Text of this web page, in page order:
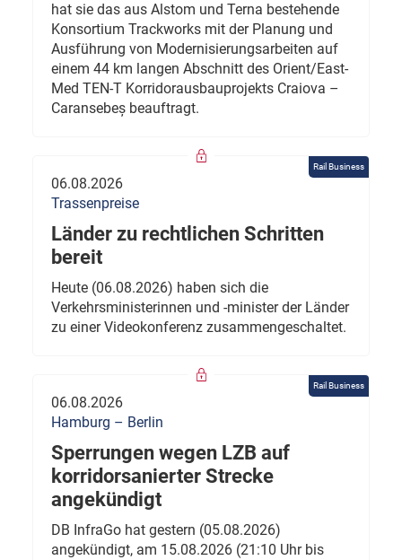
hat sie das aus Alstom und Terna bestehende
Konsortium Trackworks mit der Planung und
Ausführung von Modernisierungsarbeiten auf
einem 44 km langen Abschnitt des Orient/East-
Med TEN-T Korridorausbauprojekts Craiova –
Caransebeș beauftragt.
Rail Business
06.08.2026
Trassenpreise
Länder zu rechtlichen Schritten
bereit
Heute (06.08.2026) haben sich die
Verkehrsministerinnen und -minister der Länder
zu einer Videokonferenz zusammengeschaltet.
Rail Business
06.08.2026
Hamburg – Berlin
Sperrungen wegen LZB auf
korridorsanierter Strecke
angekündigt
DB InfraGo hat gestern (05.08.2026)
angekündigt, am 15.08.2026 (21:10 Uhr bis